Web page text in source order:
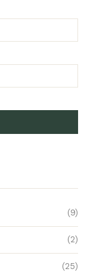
(9)
(2)
(25)